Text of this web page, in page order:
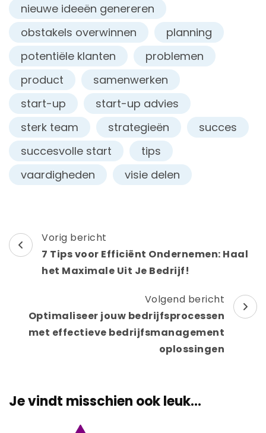
nieuwe ideeën genereren
obstakels overwinnen
planning
potentiële klanten
problemen
product
samenwerken
start-up
start-up advies
sterk team
strategieën
succes
succesvolle start
tips
vaardigheden
visie delen
Berichtnavigatie
Vorig bericht
7 Tips voor Efficiënt Ondernemen: Haal
het Maximale Uit Je Bedrijf!
Volgend bericht
Optimaliseer jouw bedrijfsprocessen
met effectieve bedrijfsmanagement
oplossingen
Je vindt misschien ook leuk...